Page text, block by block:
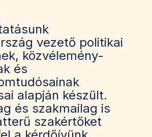
vezető politikai
közvélemény-
és
alapján készült.
és szakmailag is
szakértőket